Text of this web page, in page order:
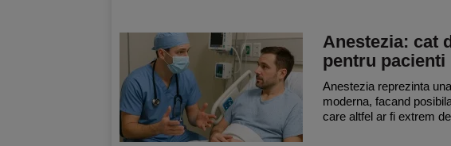
Anestezia: cat
pentru pacienti
Anestezia reprezinta
moderna, facand
care altfel ar fi extrem